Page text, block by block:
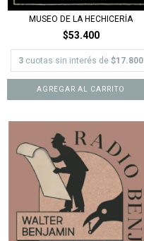
MUSEO DE LA HECHICERÍA
$53.400
3 cuotas sin interés de $17.800